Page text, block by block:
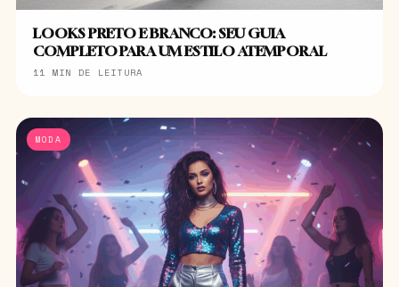
LOOKS PRETO E BRANCO: SEU GUIA
COMPLETO PARA UM ESTILO ATEMPORAL
11 MIN DE LEITURA
MODA